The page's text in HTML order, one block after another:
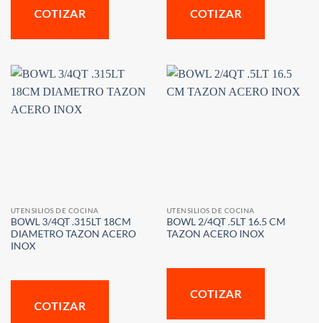
COTIZAR COTIZAR
UTENSILIOS DE COCINA
BOWL 3/4QT .315LT 18CM
DIAMETRO TAZON ACERO
INOX
COTIZAR
UTENSILIOS DE COCINA
BOWL 2/4QT .5LT 16.5 CM
TAZON ACERO INOX
COTIZAR